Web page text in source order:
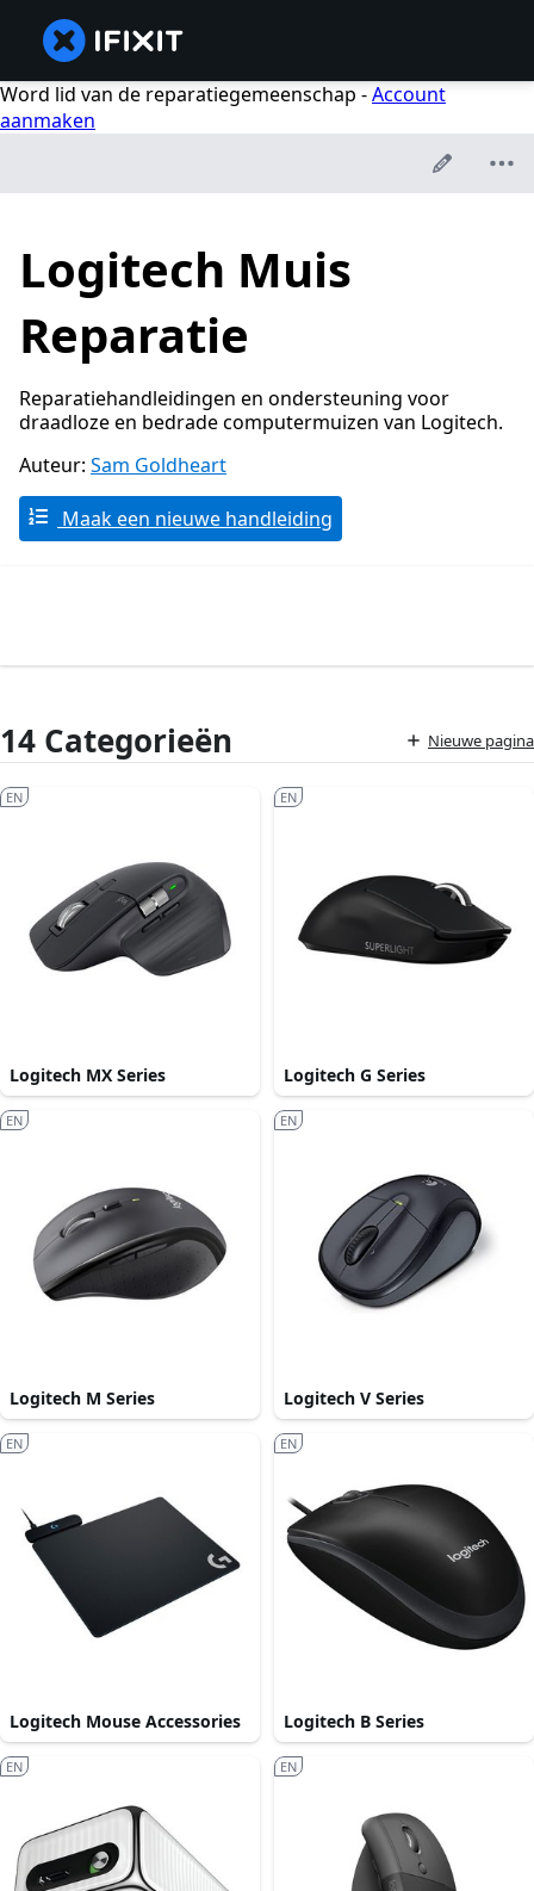
Word lid van de reparatiegemeenschap -Account
aanmaken
Logitech Muis
Reparatie
Reparatiehandleidingen en ondersteuning voor
draadloze en bedrade computermuizen van Logitech.
Auteur: Sam Goldheart
Maak een nieuwe handleiding
14 Categorieën Nieuwe pagina
Logitech MX Series
EN
Logitech G Series
EN
Logitech M Series
EN
Logitech V Series
EN
Logitech Mouse Accessories
EN
Logitech B Series
EN
EN EN